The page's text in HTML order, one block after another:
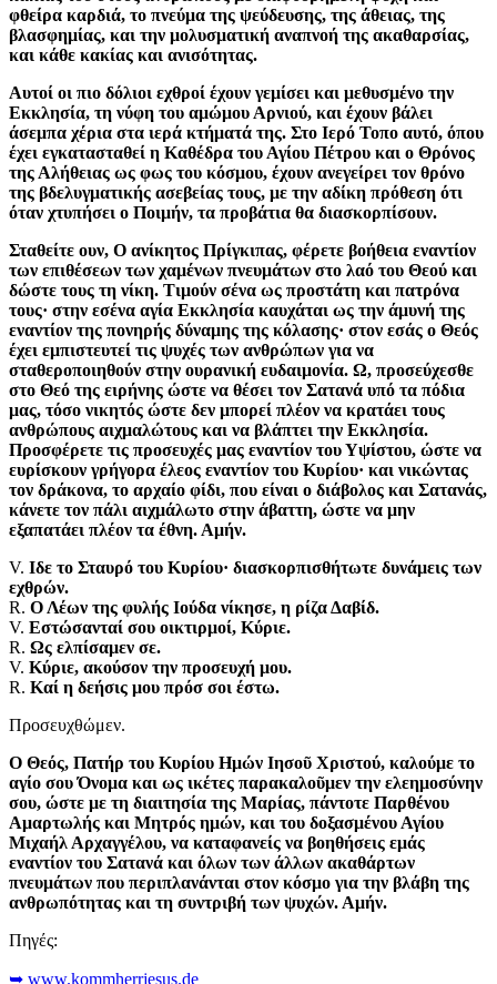
φθείρα καρδιά, το πνεύμα της ψεύδευσης, της άθειας, της
βλασφημίας, και την μολυσματική αναπνοή της ακαθαρσίας,
και κάθε κακίας και ανισότητας.
Αυτοί οι πιο δόλιοι εχθροί έχουν γεμίσει και μεθυσμένο την
Εκκλησία, τη νύφη του αμώμου Αρνιού, και έχουν βάλει
άσεμπα χέρια στα ιερά κτήματά της. Στο Ιερό Τοπο αυτό, όπου
έχει εγκατασταθεί η Καθέδρα του Αγίου Πέτρου και ο Θρόνος
της Αλήθειας ως φως του κόσμου, έχουν ανεγείρει τον θρόνο
της βδελυγματικής ασεβείας τους, με την αδίκη πρόθεση ότι
όταν χτυπήσει ο Ποιμήν, τα προβάτια θα διασκορπίσουν.
Σταθείτε ουν, Ο ανίκητος Πρίγκιπας, φέρετε βοήθεια εναντίον
των επιθέσεων των χαμένων πνευμάτων στο λαό του Θεού και
δώστε τους τη νίκη. Τιμούν σένα ως προστάτη και πατρόνα
τους· στην εσένα αγία Εκκλησία καυχάται ως την άμυνή της
εναντίον της πονηρής δύναμης της κόλασης· στον εσάς ο Θεός
έχει εμπιστευτεί τις ψυχές των ανθρώπων για να
σταθεροποιηθούν στην ουρανική ευδαιμονία. Ω, προσεύχεσθε
στο Θεό της ειρήνης ώστε να θέσει τον Σατανά υπό τα πόδια
μας, τόσο νικητός ώστε δεν μπορεί πλέον να κρατάει τους
ανθρώπους αιχμαλώτους και να βλάπτει την Εκκλησία.
Προσφέρετε τις προσευχές μας εναντίον του Υψίστου, ώστε να
ευρίσκουν γρήγορα έλεος εναντίον του Κυρίου· και νικώντας
τον δράκονα, το αρχαίο φίδι, που είναι ο διάβολος και Σατανάς,
κάνετε τον πάλι αιχμάλωτο στην άβαττη, ώστε να μην
εξαπατάει πλέον τα έθνη. Αμήν.
V. Ιδε το Σταυρό του Κυρίου· διασκορπισθήτωτε δυνάμεις των
εχθρών.
R. Ο Λέων της φυλής Ιούδα νίκησε, η ρίζα Δαβίδ.
V. Εστώσανταί σου οικτιρμοί, Κύριε.
R. Ως ελπίσαμεν σε.
V. Κύριε, ακούσον την προσευχή μου.
R. Καί η δεήσις μου πρόσ σοι έστω.
Προσευχθώμεν.
Ο Θεός, Πατήρ του Κυρίου Ημών Ιησοῦ Χριστού, καλούμε το
αγίο σου Όνομα και ως ικέτες παρακαλοῦμεν την ελεημοσύνην
σου, ώστε με τη διαιτησία της Μαρίας, πάντοτε Παρθένου
Αμαρτωλής και Μητρός ημών, και του δοξασμένου Αγίου
Μιχαήλ Αρχαγγέλου, να καταφανείς να βοηθήσεις εμάς
εναντίον του Σατανά και όλων των άλλων ακαθάρτων
πνευμάτων που περιπλανάνται στον κόσμο για την βλάβη της
ανθρωπότητας και τη συντριβή των ψυχών. Αμήν.
Πηγές:
➥ www.kommherrjesus.de